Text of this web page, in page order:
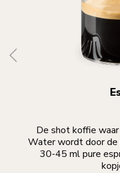
De shot koffie
Water wordt door
30-45 ml pure